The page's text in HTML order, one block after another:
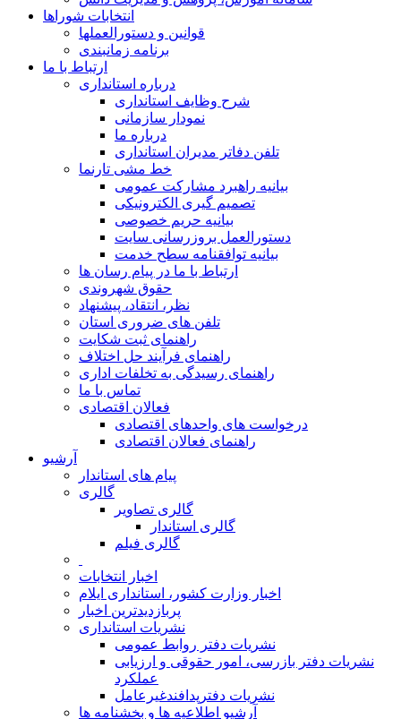
انتخابات شوراها
قوانین و دستورالعملها
برنامه زمانبندی
ارتباط با ما
درباره استانداری
شرح وظایف استانداری
نمودار سازمانی
درباره ما
تلفن دفاتر مدیران استانداری
خط مشی تارنما
بیانیه راهبرد مشارکت عمومی
تصمیم گیری الکترونیکی
بیانیه حریم خصوصی
دستورالعمل بروزرسانی سایت
بیانیه توافقنامه سطح خدمت
ارتباط با ما در پیام رسان ها
حقوق شهروندی
نظر، انتقاد، پیشنهاد
تلفن های ضروری استان
راهنمای ثبت شکایت
راهنمای فرآیند حل اختلاف
راهنمای رسیدگی به تخلفات اداری
تماس با ما
فعالان اقتصادی
درخواست های واحدهای اقتصادی
راهنمای فعالان اقتصادی
آرشیو
پیام های استاندار
گالری
گالری تصاویر
گالری استاندار
گالری فیلم
اخبار انتخابات
اخبار وزارت کشور، استانداری ایلام
پربازدیدترین اخبار
نشریات استانداری
نشریات دفتر روابط عمومی
نشريات دفتر بازرسی، امور حقوقی و ارزيابی
عملکرد
نشريات دفترپدافندغيرعامل
آرشیو اطلاعیه ها و بخشنامه ها